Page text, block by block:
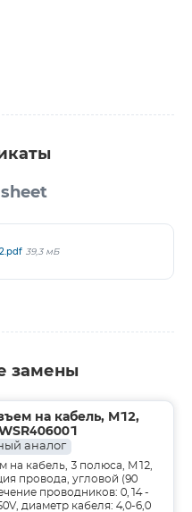
39,3 мБ
замены
на кабель, M12,
аналог
на кабель, 3 полюса, M12,
провода, угловой (90
проводников: 0,14 -
диаметр кабеля: 4,0-6,0